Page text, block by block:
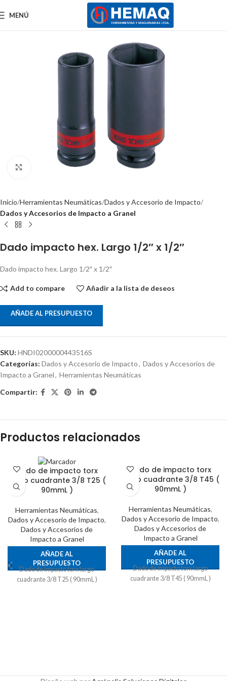
MENÚ
Clic para ampliar
Inicio Herramientas Neumáticas Dados y Accesorio de Impacto
Dados y Accesorios de Impacto a Granel
Dado impacto hex. Largo 1/2″ x 1/2″
Dado impacto hex. Largo 1/2″ x 1/2″
Add to compare Añadir a la lista de deseos
AÑADE AL PRESUPUESTO
SKU: HNDI0200000443516S
Categorías: Dados y Accesorio de Impacto, Dados y Accesorios de
Impacto a Granel, Herramientas Neumáticas
Compartir:
Productos relacionados
Dado de impacto torx
largo cuadrante 3/8 T25 (
90mmL )
Herramientas Neumáticas,
Dados y Accesorio de Impacto,
Dados y Accesorios de
Impacto a Granel
AÑADE AL
PRESUPUESTO
Dado de impacto torx largo
cuadrante 3/8 T25 ( 90mmL )
Dado de impacto torx
largo cuadrante 3/8 T45 (
90mmL )
Herramientas Neumáticas,
Dados y Accesorio de Impacto,
Dados y Accesorios de
Impacto a Granel
AÑADE AL
PRESUPUESTO
Dado de impacto torx largo
cuadrante 3/8 T45 ( 90mmL )